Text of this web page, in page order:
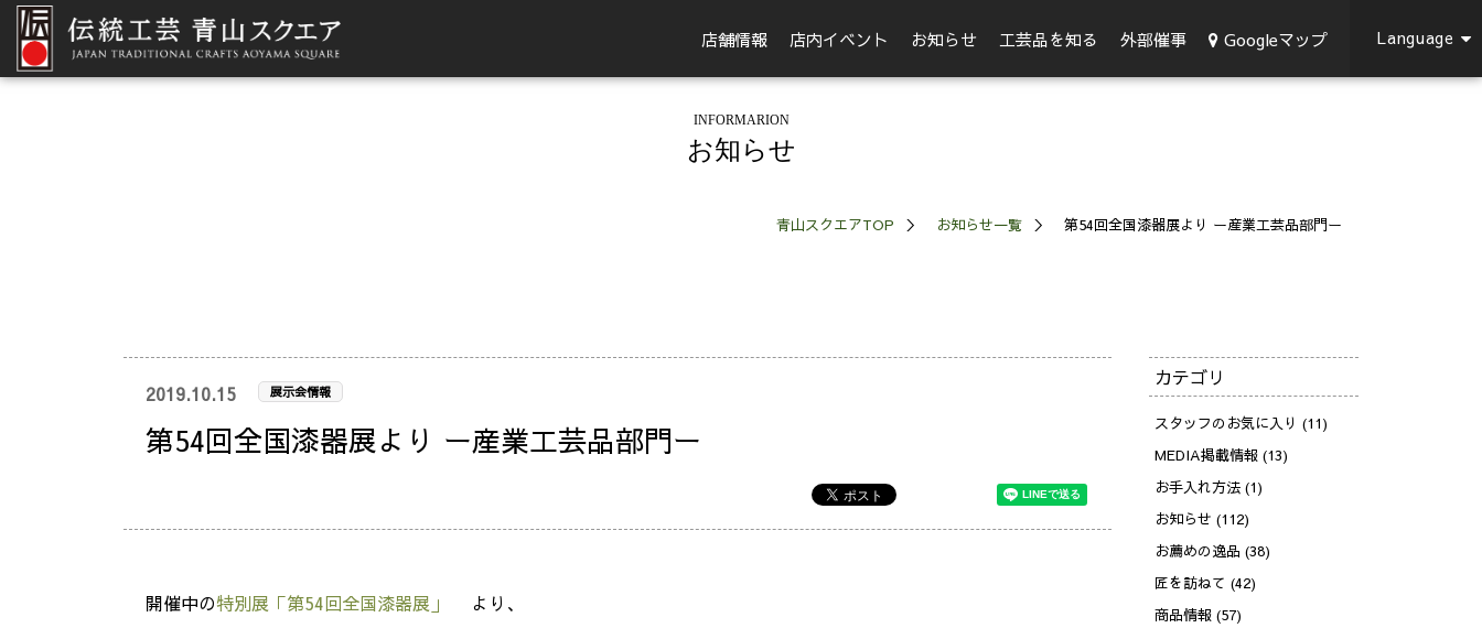
店舗情報 店内イベント お知らせ 工芸品を知る 外部催事 Googleマップ Language
INFORMARION
お知らせ
青山スクエアTOP お知らせ一覧 第54回全国漆器展より ー産業工芸品部門ー
2019.10.15 展示会情報
第54回全国漆器展より ー産業工芸品部門ー
開催中の特別展「第54回全国漆器展」
より、
カテゴリ
スタッフのお気に入り (11)
MEDIA掲載情報 (13)
お手入れ方法 (1)
お知らせ (112)
お薦めの逸品 (38)
匠を訪ねて (42)
商品情報 (57)